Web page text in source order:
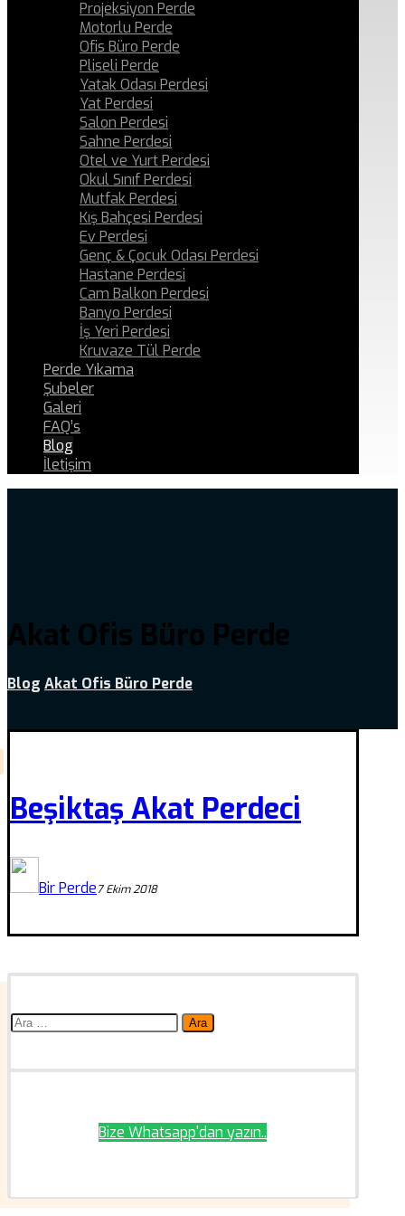
Projeksiyon Perde
Motorlu Perde
Ofis Büro Perde
Pliseli Perde
Yatak Odası Perdesi
Yat Perdesi
Salon Perdesi
Sahne Perdesi
Otel ve Yurt Perdesi
Okul Sınıf Perdesi
Mutfak Perdesi
Kış Bahçesi Perdesi
Ev Perdesi
Genç & Çocuk Odası Perdesi
Hastane Perdesi
Cam Balkon Perdesi
Banyo Perdesi
İş Yeri Perdesi
Kruvaze Tül Perde
Perde Yıkama
Şubeler
Galeri
FAQ’s
Blog
İletişim
Akat Ofis Büro Perde
Blog Akat Ofis Büro Perde
Beşiktaş Akat Perdeci
Bir Perde7 Ekim 2018
Arama:
Bize Whatsapp'dan yazın..